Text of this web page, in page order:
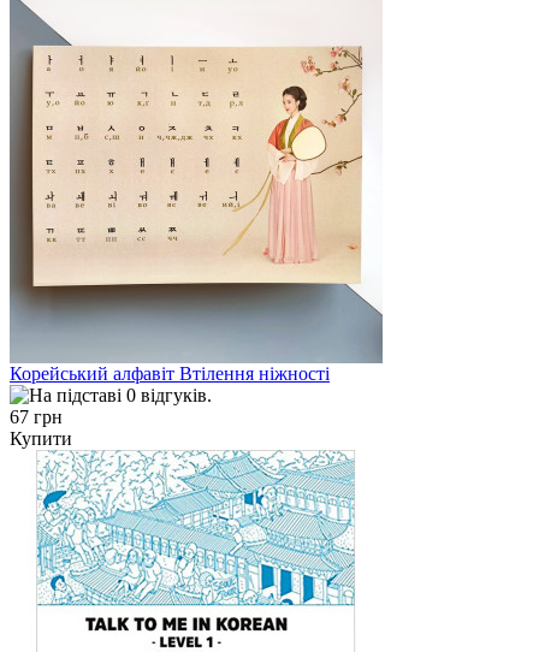
Корейський алфавіт Втілення ніжності
67 грн
Купити